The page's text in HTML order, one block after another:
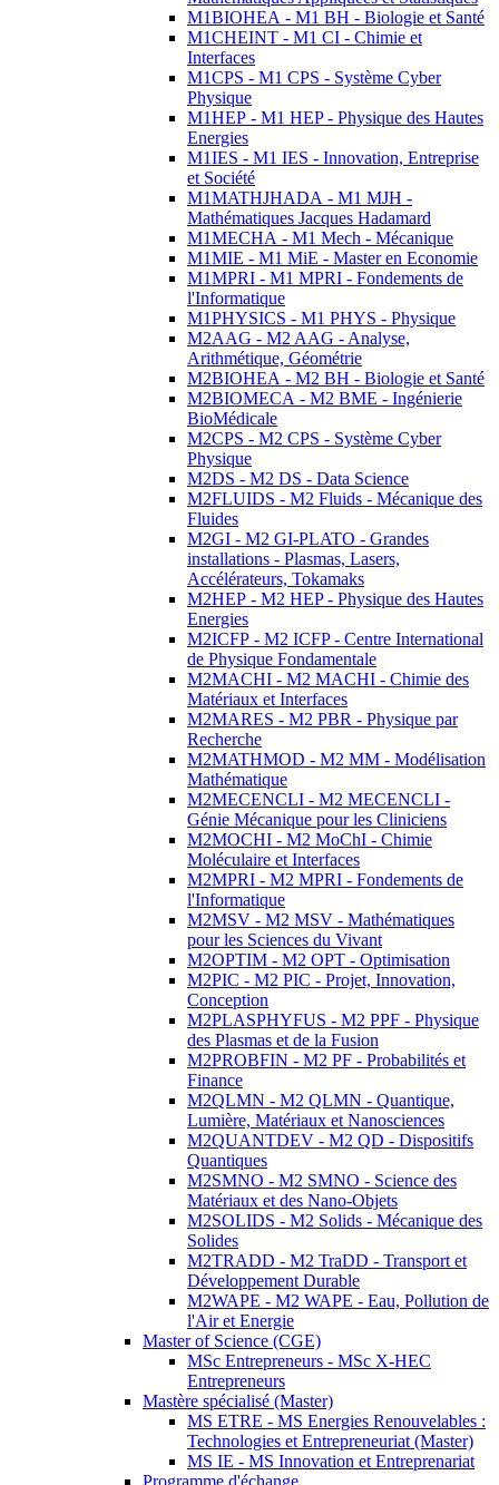
M1BIOHEA - M1 BH - Biologie et Santé
M1CHEINT - M1 CI - Chimie et
Interfaces
M1CPS - M1 CPS - Système Cyber
Physique
M1HEP - M1 HEP - Physique des Hautes
Energies
M1IES - M1 IES - Innovation, Entreprise
et Société
M1MATHJHADA - M1 MJH -
Mathématiques Jacques Hadamard
M1MECHA - M1 Mech - Mécanique
M1MIE - M1 MiE - Master en Economie
M1MPRI - M1 MPRI - Fondements de
l'Informatique
M1PHYSICS - M1 PHYS - Physique
M2AAG - M2 AAG - Analyse,
Arithmétique, Géométrie
M2BIOHEA - M2 BH - Biologie et Santé
M2BIOMECA - M2 BME - Ingénierie
BioMédicale
M2CPS - M2 CPS - Système Cyber
Physique
M2DS - M2 DS - Data Science
M2FLUIDS - M2 Fluids - Mécanique des
Fluides
M2GI - M2 GI-PLATO - Grandes
installations - Plasmas, Lasers,
Accélérateurs, Tokamaks
M2HEP - M2 HEP - Physique des Hautes
Energies
M2ICFP - M2 ICFP - Centre International
de Physique Fondamentale
M2MACHI - M2 MACHI - Chimie des
Matériaux et Interfaces
M2MARES - M2 PBR - Physique par
Recherche
M2MATHMOD - M2 MM - Modélisation
Mathématique
M2MECENCLI - M2 MECENCLI -
Génie Mécanique pour les Cliniciens
M2MOCHI - M2 MoChI - Chimie
Moléculaire et Interfaces
M2MPRI - M2 MPRI - Fondements de
l'Informatique
M2MSV - M2 MSV - Mathématiques
pour les Sciences du Vivant
M2OPTIM - M2 OPT - Optimisation
M2PIC - M2 PIC - Projet, Innovation,
Conception
M2PLASPHYFUS - M2 PPF - Physique
des Plasmas et de la Fusion
M2PROBFIN - M2 PF - Probabilités et
Finance
M2QLMN - M2 QLMN - Quantique,
Lumière, Matériaux et Nanosciences
M2QUANTDEV - M2 QD - Dispositifs
Quantiques
M2SMNO - M2 SMNO - Science des
Matériaux et des Nano-Objets
M2SOLIDS - M2 Solids - Mécanique des
Solides
M2TRADD - M2 TraDD - Transport et
Développement Durable
M2WAPE - M2 WAPE - Eau, Pollution de
l'Air et Energie
Master of Science (CGE)
MSc Entrepreneurs - MSc X-HEC
Entrepreneurs
Mastère spécialisé (Master)
MS ETRE - MS Energies Renouvelables :
Technologies et Entrepreneuriat (Master)
MS IE - MS Innovation et Entreprenariat
Programme d'échange